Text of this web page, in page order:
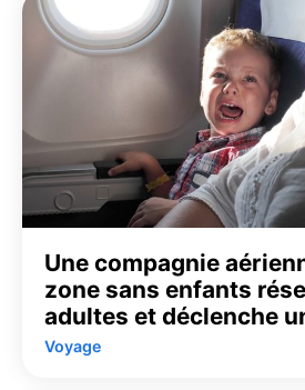
Une compagnie
zone sans enfants
adultes et déclenche
Voyage